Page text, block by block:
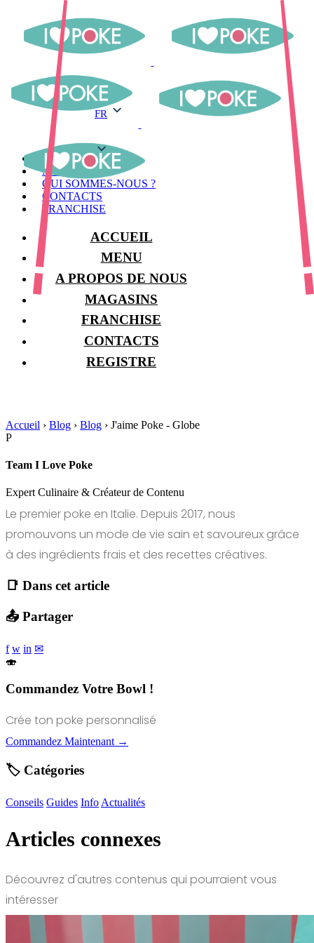
FR
MENU
MAGASINS
QUI SOMMES-NOUS ?
CONTACTS
FRANCHISE
ACCUEIL
MENU
A PROPOS DE NOUS
MAGASINS
FRANCHISE
CONTACTS
REGISTRE
Accueil › Blog › Blog › J'aime Poke - Globe
P
Team I Love Poke
Expert Culinaire & Créateur de Contenu
Le premier poke en Italie. Depuis 2017, nous
promouvons un mode de vie sain et savoureux grâce
à des ingrédients frais et des recettes créatives.
📑 Dans cet article
📤 Partager
f w in ✉
🍣
Commandez Votre Bowl !
Crée ton poke personnalisé
Commandez Maintenant →
🏷️ Catégories
Conseils Guides Info Actualités
Articles connexes
Découvrez d'autres contenus qui pourraient vous
intéresser